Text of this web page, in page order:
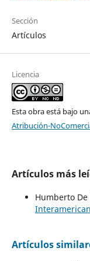
Sección
Artículos
Licencia
Esta obra está bajo
Atribución-
Artículos más
Humberto De
Artículos